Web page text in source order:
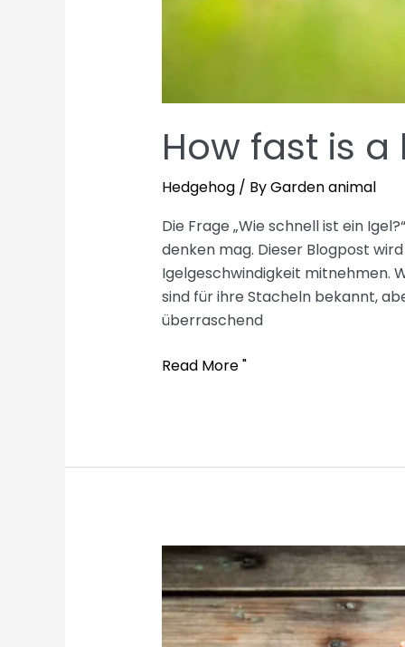
How fast is
Hedgehog/ ByGarden animal
Die Frage „Wie schnell ist ein
denken mag. Dieser Blogpost
Igelgeschwindigkeit mitnehmen.
sind für ihre Stacheln bekannt,
überraschend
How
Read More "